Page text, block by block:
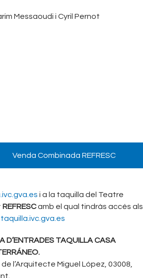
Messaoudi i Cyril Pernot
Venda Combinada REFRESC
i a la taquilla del Teatre
REFRESCamb el qual tindràs accés als
taquilla.ivc.gva.es
D’ENTRADES TAQUILLA CASA
l’Arquitecte Miguel López, 03008,